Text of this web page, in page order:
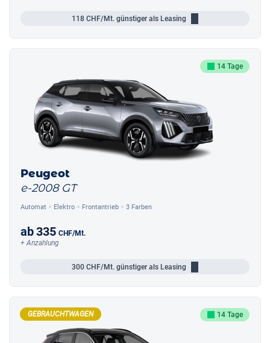
118 CHF/Mt. günstiger als Leasing
14 Tage
Peugeot
e-2008 GT
Automat Elektro Frontantrieb 3 Farben
ab335 CHF/Mt.
+ Anzahlung
300 CHF/Mt. günstiger als Leasing
GEBRAUCHTWAGEN 14 Tage